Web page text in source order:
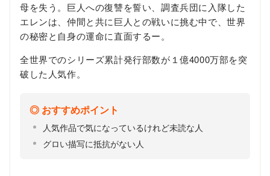
母を失う。巨人への復讐を誓い、調査兵団に入隊した
エレンは、仲間と共に巨人との戦いに挑む中で、世界
の秘密と自身の運命に直面するー。
全世界でのシリーズ累計発行部数が１億4000万部を突
破した人気作。
おすすめポイント
人気作品で気になっているけれど未読な人
グロい描写に抵抗がない人